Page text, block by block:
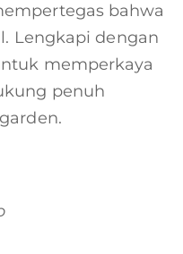
bahwa
Lengkapi dengan
memperkaya
penuh